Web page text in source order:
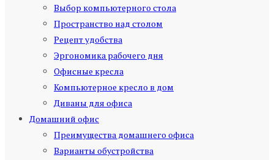
Выбор компьютерного стола
Пространство над столом
Рецепт удобства
Эргономика рабочего дня
Офисные кресла
Компьютерное кресло в дом
Диваны для офиса
Домашний офис
Преимущества домашнего офиса
Варианты обустройства